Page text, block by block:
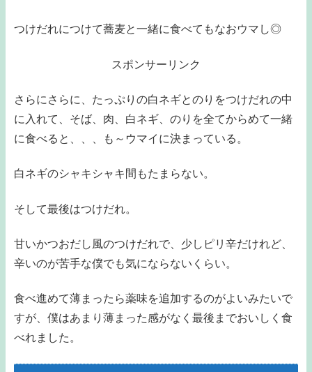
つけだれにつけて蕎麦と一緒に食べてもなおウマし◎
スポンサーリンク
さらにさらに、たっぷりの白ネギとのりをつけだれの中
に入れて、そば、肉、白ネギ、のりを全てからめて一緒
に食べると、、、も～ウマイに決まっている。
白ネギのシャキシャキ間もたまらない。
そして最後はつけだれ。
甘いかつおだし風のつけだれで、少しピリ辛だけれど、
辛いのが苦手な僕でも気にならないくらい。
食べ進めて薄まったら薬味を追加するのがよいみたいで
すが、僕はあまり薄まった感がなく最後までおいしく食
べれました。